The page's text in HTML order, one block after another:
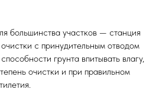
большинства участков — станция
с принудительным отводом
грунта впитывать влагу,
очистки и при правильном